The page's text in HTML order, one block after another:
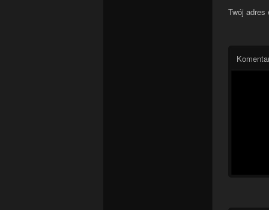
Twój adres